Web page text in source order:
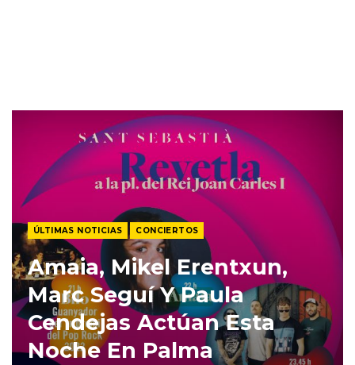
ÚLTIMAS NOTICIAS CONCIERTOS
Amaia, Mikel Erentxun,
Marc Seguí Y Paula
Cendejas Actúan Esta
Noche En Palma